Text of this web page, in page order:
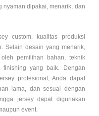
nyaman dipakai, menarik, dan
custom, kualitas produksi
Selain desain yang menarik,
pemilihan bahan, teknik
finishing yang baik. Dengan
profesional, Anda dapat
lama, dan sesuai dengan
jersey dapat digunakan
event.